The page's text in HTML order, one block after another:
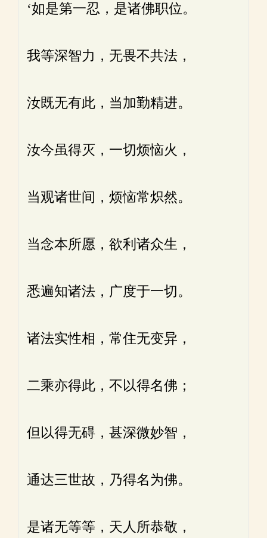
‘如是第一忍，是诸佛职位。
我等深智力，无畏不共法，
汝既无有此，当加勤精进。
汝今虽得灭，一切烦恼火，
当观诸世间，烦恼常炽然。
当念本所愿，欲利诸众生，
悉遍知诸法，广度于一切。
诸法实性相，常住无变异，
二乘亦得此，不以得名佛；
但以得无碍，甚深微妙智，
通达三世故，乃得名为佛。
是诸无等等，天人所恭敬，